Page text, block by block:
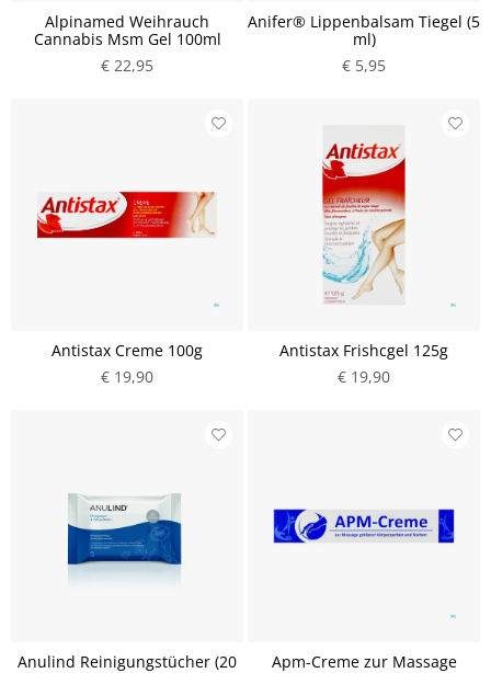
Alpinamed Weihrauch
Cannabis Msm Gel 100ml
€ 22,95
Anifer® Lippenbalsam Tiegel (5
ml)
€ 5,95
Antistax Creme 100g
€ 19,90
Antistax Frishcgel 125g
€ 19,90
Anulind Reinigungstücher (20
Apm-Creme zur Massage